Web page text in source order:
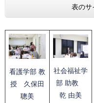
表のサ
看護学部 教
授 久保田
聰美
社会福祉学
部 助教
乾 由美